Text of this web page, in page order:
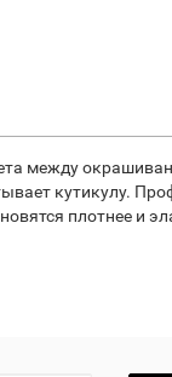
между
кутикулу.
плотнее и